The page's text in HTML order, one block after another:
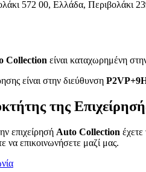
572 00, Ελλάδα, Περιβολάκι
Collection είναι καταχωρημένη
είναι στην διεύθυνση
της
επιχείρησή Auto Collection
να επικοινωνήσετε μαζί μας.